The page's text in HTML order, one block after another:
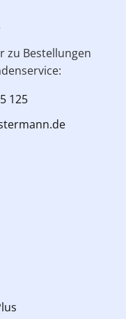
zu Bestellungen
125